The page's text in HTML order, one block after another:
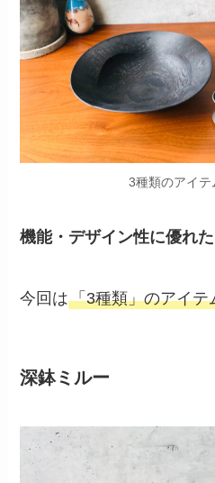
3種類のアイテ
機能・デザイン性に優れ
今回は「3種類」のアイテ
深鉢ミルー